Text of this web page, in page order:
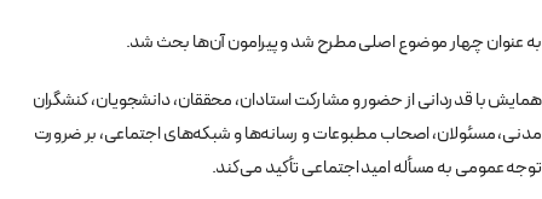
به عنوان چهار موضوع اصلی مطرح شد و پیرامون آن‌ها بحث شد.
همایش با قدردانی از حضور و مشارکت استادان، محققان، دانشجویان، کنشگران
مدنی، مسئولان، اصحاب مطبوعات و رسانه‌ها و شبکه‌های اجتماعی، بر ضرورت
توجه عمومی به مسأله امید اجتماعی تأکید می‌کند.